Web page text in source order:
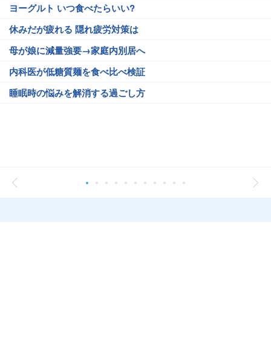
ヨーグルト いつ食べたらいい?
休みだが疲れる 隠れ疲労対策は
母が娘に減量強要→家庭内別居へ
内科医が低糖質麺を食べ比べ検証
睡眠時の悩みを解消する過ごし方